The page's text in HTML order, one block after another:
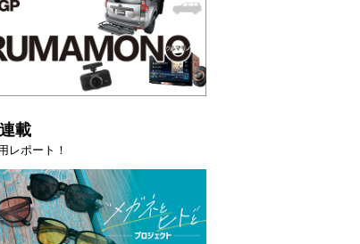
載
レポート！